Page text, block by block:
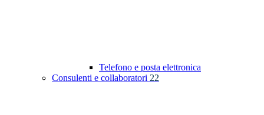
Telefono e posta elettronica
Consulenti e collaboratori 22